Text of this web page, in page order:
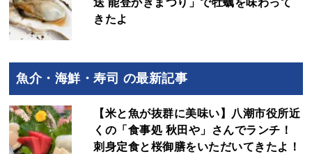
送 能登かきまつり」で牡蠣を味わって
きたよ
魚介・海鮮・寿司 の最新記事
【米と魚が抜群に美味い】八潮市役所近
くの「食事処 秋田や」さんでランチ！
刺身定食と桜御膳をいただいてきたよ！